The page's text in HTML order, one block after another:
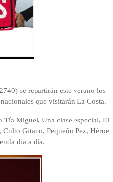
se repartirán este verano los
que visitarán La Costa.
Tía Miguel, Una clase especial, El
Gitano, Pequeño Pez, Héroe
día a día.